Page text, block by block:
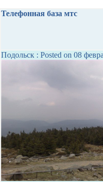
Телефонная база мтс
Подольск : Posted on 08